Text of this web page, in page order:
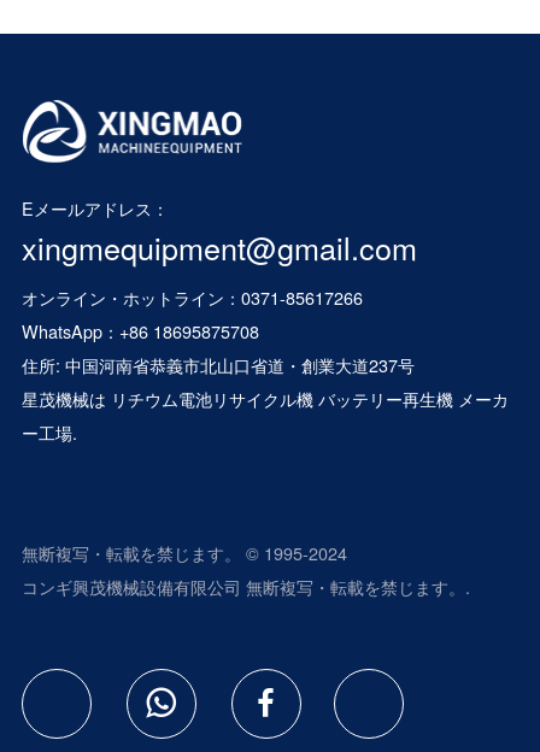
Eメールアドレス：
xingmequipment@gmail.com
オンライン・ホットライン：0371-85617266
WhatsApp： +86 18695875708
住所: 中国河南省恭義市北山口省道・創業大道237号
星茂機械は リチウム電池リサイクル機バッテリー再生機メーカ
ー工場.
無断複写・転載を禁じます。 © 1995-2024
コンギ興茂機械設備有限公司 無断複写・転載を禁じます。.